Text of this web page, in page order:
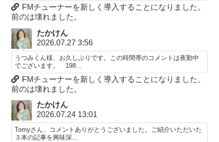
FMチューナーを新しく導入することになりました。
前のは壊れました。
たかけん
2026.07.27 3:56
うつみくん様、お久しぶりです。この時間帯のコメントは夜勤中
でございます。 198...
FMチューナーを新しく導入することになりました。
前のは壊れました。
たかけん
2026.07.24 13:01
Tomyさん、コメントありがとうございました。ご紹介いただいた
３本の記事を興味深...